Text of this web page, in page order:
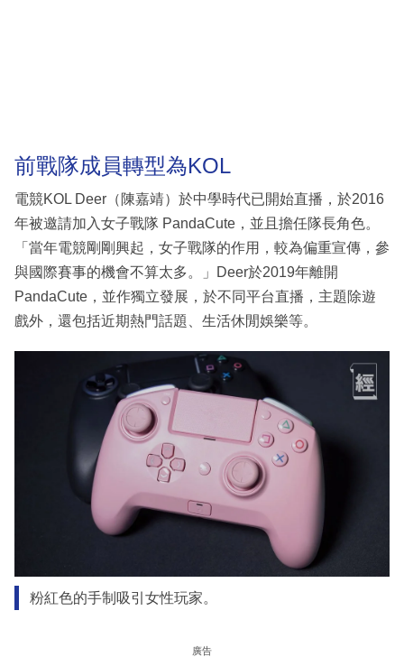
前戰隊成員轉型為KOL
電競KOL Deer（陳嘉靖）於中學時代已開始直播，於2016
年被邀請加入女子戰隊 PandaCute，並且擔任隊長角色。
「當年電競剛剛興起，女子戰隊的作用，較為偏重宣傳，參
與國際賽事的機會不算太多。」Deer於2019年離開
PandaCute，並作獨立發展，於不同平台直播，主題除遊
戲外，還包括近期熱門話題、生活休閒娛樂等。
粉紅色的手制吸引女性玩家。
廣告